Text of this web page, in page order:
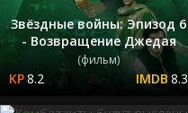
Звёздные войны: Эпизод 6
- Возвращение Джедая
(фильм)
8.2 8.3